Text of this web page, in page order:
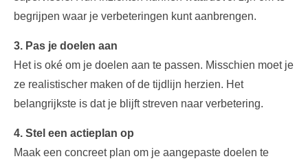
begrijpen waar je verbeteringen kunt aanbrengen.
3. Pas je doelen aan
Het is oké om je doelen aan te passen. Misschien moet je
ze realistischer maken of de tijdlijn herzien. Het
belangrijkste is dat je blijft streven naar verbetering.
4. Stel een actieplan op
Maak een concreet plan om je aangepaste doelen te